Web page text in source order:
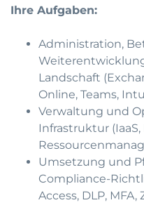
Ihre Aufgaben:
Administration,
Landschaft
Online, Teams,
Verwaltung und
Infrastruktur (IaaS,
Umsetzung und
Compliance-
Access, DLP,